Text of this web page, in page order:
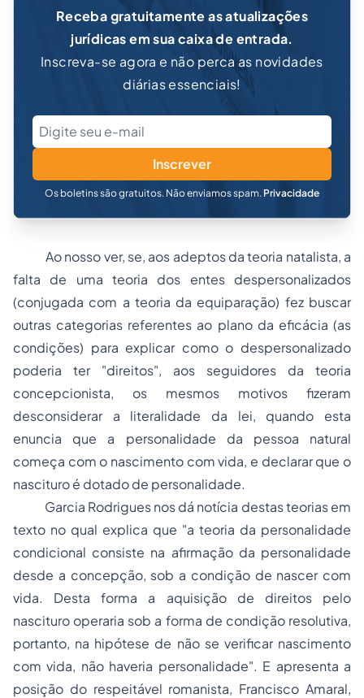
Receba gratuitamente as atualizações
jurídicas em sua caixa de entrada.
Inscreva-se agora e não perca as novidades
diárias essenciais!
Inscrever
Os boletins são gratuitos. Não enviamos spam. Privacidade
Ao nosso ver, se, aos adeptos da teoria natalista, a
falta de uma teoria dos entes despersonalizados
(conjugada com a teoria da equiparação) fez buscar
outras categorias referentes ao plano da eficácia (as
condições) para explicar como o despersonalizado
poderia ter "direitos", aos seguidores da teoria
concepcionista, os mesmos motivos fizeram
desconsiderar a literalidade da lei, quando esta
enuncia que a personalidade da pessoa natural
começa com o nascimento com vida, e declarar que o
nascituro é dotado de personalidade.
Garcia Rodrigues nos dá notícia destas teorias em
texto no qual explica que "a teoria da personalidade
condicional consiste na afirmação da personalidade
desde a concepção, sob a condição de nascer com
vida. Desta forma a aquisição de direitos pelo
nascituro operaria sob a forma de condição resolutiva,
portanto, na hipótese de não se verificar nascimento
com vida, não haveria personalidade". E apresenta a
posição do respeitável romanista, Francisco Amaral,